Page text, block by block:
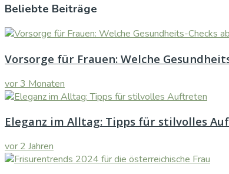
Beliebte Beiträge
Vorsorge für Frauen: Welche
vor 3 Monaten
Eleganz im Alltag: Tipps für stilvolles
vor 2 Jahren